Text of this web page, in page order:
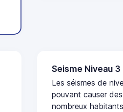
Seisme Niveau 3
Les séismes de
pouvant causer
nombreux